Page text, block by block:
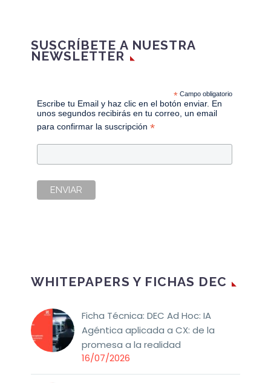
SUSCRÍBETE A NUESTRA
NEWSLETTER
*Campo obligatorio
Escribe tu Email y haz clic en el botón enviar. En
unos segundos recibirás en tu correo, un email
para confirmar la suscripción*
WHITEPAPERS Y FICHAS DEC
Ficha Técnica: DEC Ad Hoc: IA
Agéntica aplicada a CX: de la
promesa a la realidad
16/07/2026